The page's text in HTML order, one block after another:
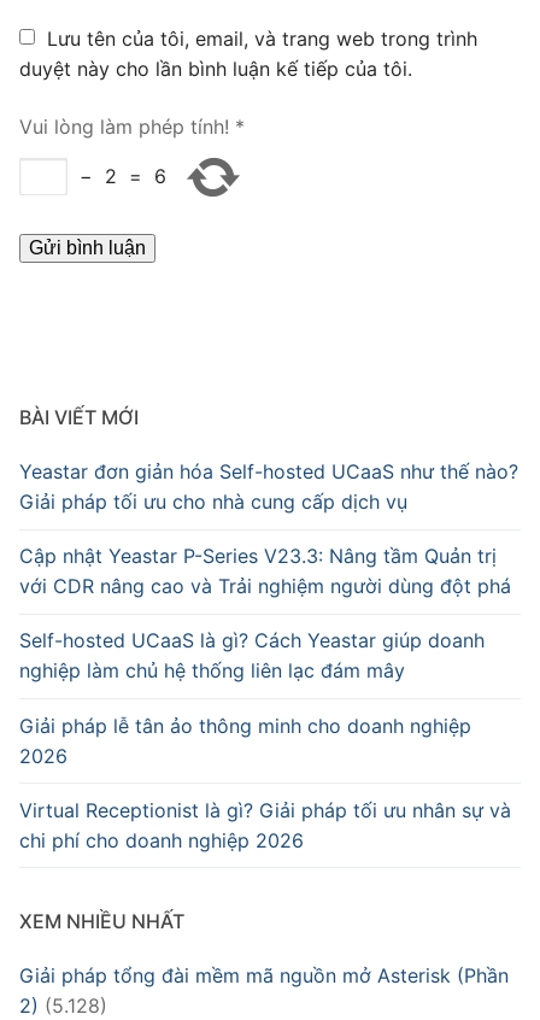
Lưu tên của tôi, email, và trang web trong trình
duyệt này cho lần bình luận kế tiếp của tôi.
Vui lòng làm phép tính! *
− 2 = 6
BÀI VIẾT MỚI
Yeastar đơn giản hóa Self-hosted UCaaS như thế nào?
Giải pháp tối ưu cho nhà cung cấp dịch vụ
Cập nhật Yeastar P-Series V23.3: Nâng tầm Quản trị
với CDR nâng cao và Trải nghiệm người dùng đột phá
Self-hosted UCaaS là gì? Cách Yeastar giúp doanh
nghiệp làm chủ hệ thống liên lạc đám mây
Giải pháp lễ tân ảo thông minh cho doanh nghiệp
2026
Virtual Receptionist là gì? Giải pháp tối ưu nhân sự và
chi phí cho doanh nghiệp 2026
XEM NHIỀU NHẤT
Giải pháp tổng đài mềm mã nguồn mở Asterisk (Phần
2) (5.128)